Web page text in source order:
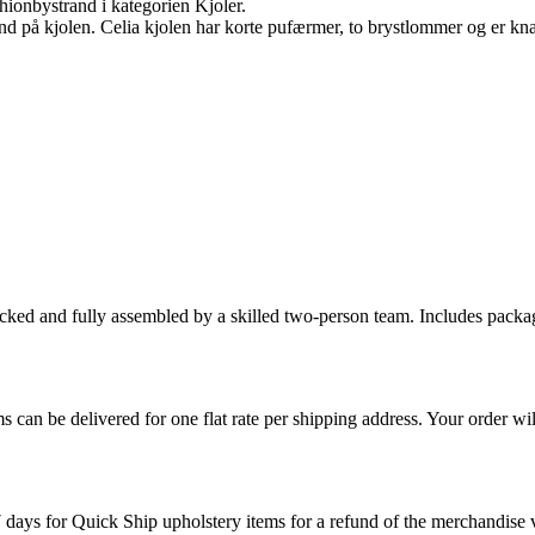
i kategorien Kjoler.
på kjolen. Celia kjolen har korte pufærmer, to brystlommer og er
and fully assembled by a skilled two-person team. Includes
be delivered for one flat rate per shipping address. Your order
for Quick Ship upholstery items for a refund of the